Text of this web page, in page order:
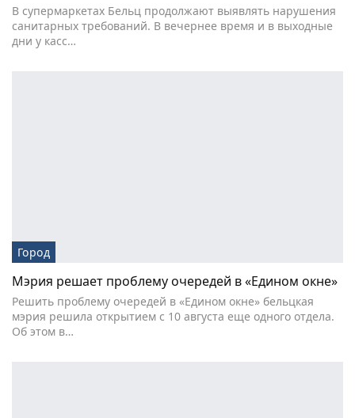
В супермаркетах Бельц продолжают выявлять нарушения
санитарных требований. В вечернее время и в выходные
дни у касс…
Город
Мэрия решает проблему очередей в «Едином окне»
Решить проблему очередей в «Едином окне» бельцкая
мэрия решила открытием с 10 августа еще одного отдела.
Об этом в…